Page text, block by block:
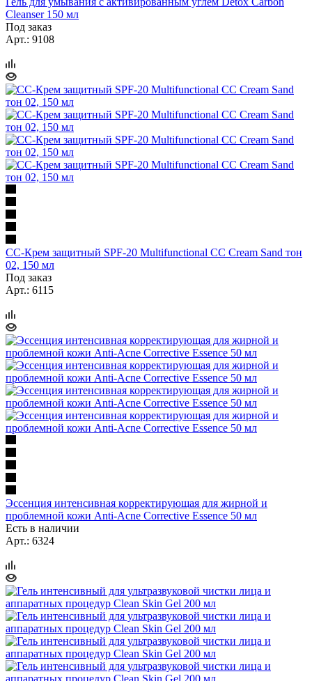
Cleanser 150 мл
Под заказ
Арт.: 9108
CC-Крем защитный SPF-20 Multifunctional CC Cream Sand тон
02, 150 мл
Под заказ
Арт.: 6115
Эссенция интенсивная корректирующая для жирной и
проблемной кожи Anti-Acne Corrective Essence 50 мл
Есть в наличии
Арт.: 6324